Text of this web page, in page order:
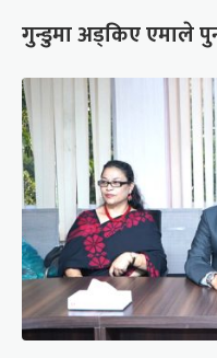
गुन्डुमा अड्किए एमाले